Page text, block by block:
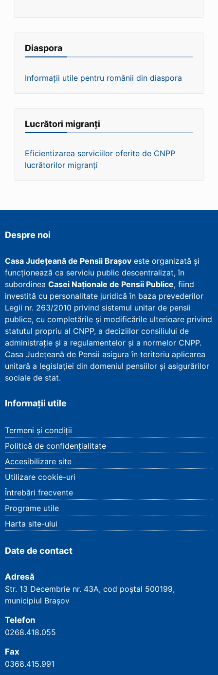
Diaspora
Informații utile pentru românii din diaspora
Lucrători migranți
Eficientizarea serviciilor oferite de CNPP
lucrătorilor migranți
Despre noi
Casa Județeană de Pensii Brașov este organizată și
funcționează ca serviciu public descentralizat, în
subordinea Casei Naționale de Pensii Publice, fiind
investită cu personalitate juridică în baza prevederilor
Legii nr. 263/2010 privind sistemul unitar de pensii
publice, cu completările și modificările ulterioare privind
statutul propriu al CNPP, a deciziilor consiliului de
administrație și a regulamentelor și a normelor CNPP.
Casa Județeană de Pensii asigura în teritoriu aplicarea
unitară a legislației din domeniul pensiilor și asigurărilor
sociale de stat.
Informații utile
Termeni și condiții
Politică de confidențialitate
Accesibilizare site
Utilizare cookie-uri
Întrebări frecvente
Programe utile
Harta site-ului
Date de contact
Adresă
Str. 13 Decembrie nr. 43A, cod poștal 500199,
municipiul Brașov
Telefon
0268.418.055
Fax
0368.415.991